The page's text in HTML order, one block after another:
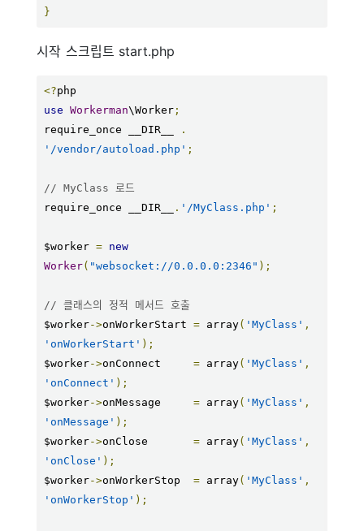
}
시작 스크립트 start.php
<?
use Workerman\Worker;
require_once __DIR__
.
'/vendor/autoload.php' ;
// MyClass 로드
require_once __DIR__
. '/MyClass.php' ;
$worker =
new
Worker( "websocket://0.0.0.0:2346" );
// 클래스의 정적 메서드 호출
$worker->onWorkerStart = array( 'MyClass' ,
'onWorkerStart' );
$worker->onConnect = array( 'MyClass' ,
'onConnect' );
$worker->onMessage = array( 'MyClass' ,
'onMessage' );
$worker->onClose = array( 'MyClass' ,
'onClose' );
$worker->onWorkerStop = array( 'MyClass' ,
'onWorkerStop' );